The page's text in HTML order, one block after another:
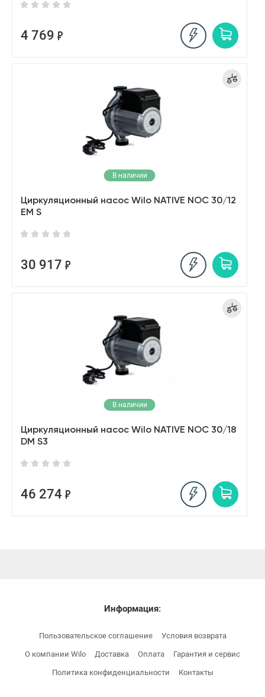
4 769
В наличии
Циркуляционный насос Wilo NATIVE NOC 30/12
EM S
30 917
В наличии
Циркуляционный насос Wilo NATIVE NOC 30/18
DM S3
46 274
Информация:
Пользовательское соглашение Условия возврата
О компании Wilo Доставка Оплата Гарантия и сервис
Политика конфиденциальности Контакты